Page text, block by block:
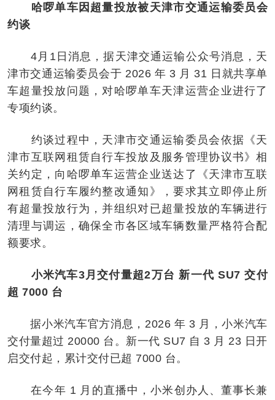
哈啰单车因超量投放被天津市交通运输委员会
约谈
4月1日消息，据天津交通运输公众号消息，天
津市交通运输委员会于 2026 年 3 月 31 日就共享单
车超量投放问题，对哈啰单车天津运营企业进行了
专项约谈。
约谈过程中，天津市交通运输委员会依据《天
津市互联网租赁自行车投放及服务管理协议书》相
关约定，向哈啰单车运营企业送达了《天津市互联
网租赁自行车履约整改通知》，要求其立即停止所
有超量投放行为，并组织对已超量投放的车辆进行
清理与调运，确保全市各区域车辆数量严格符合配
额要求。
小米汽车3月交付量超2万台 新一代 SU7 交付
超 7000 台
据小米汽车官方消息，2026 年 3 月，小米汽车
交付量超过 20000 台。新一代 SU7 自 3 月 23 日开
启交付起，累计交付已超 7000 台。
在今年 1 月的直播中，小米创办人、董事长兼